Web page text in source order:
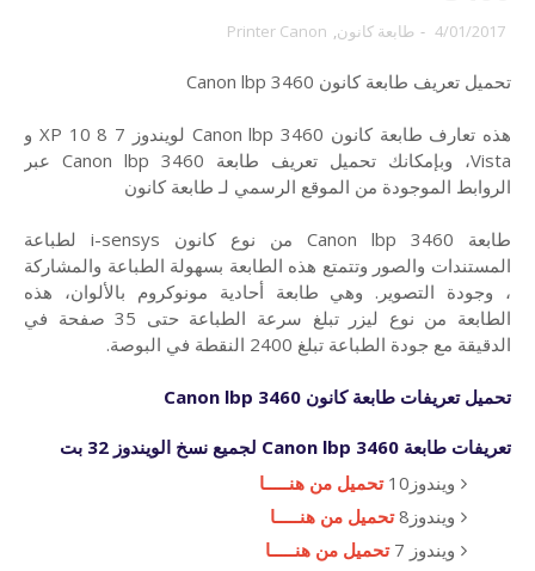
4/01/2017
- طابعة كانون,
Printer Canon
تحميل تعريف طابعة كانون Canon lbp 3460
هذه تعارف طابعة كانون Canon lbp 3460 لويندوز 7 8 10 XP و
Vista، وبإمكانك تحميل تعريف طابعة Canon lbp 3460 عبر
الروابط الموجودة من الموقع الرسمي لـ طابعة كانون
طابعة Canon lbp 3460 من نوع كانون i-sensys لطباعة
المستندات والصور وتتمتع هذه الطابعة بسهولة الطباعة والمشاركة
، وجودة التصوير. وهي طابعة أحادية مونوكروم بالألوان، هذه
الطابعة من نوع ليزر تبلغ سرعة الطباعة حتى 35 صفحة في
الدقيقة مع جودة الطباعة تبلغ 2400 النقطة في البوصة.
تحميل تعريفات طابعة كانون Canon lbp 3460
تعريفات طابعة Canon lbp 3460 لجميع نسخ الويندوز 32 بت
ويندوز10
تحميل من هنـــــا
ويندوز8
تحميل من هنـــــا
ويندوز 7
تحميل من هنـــــا